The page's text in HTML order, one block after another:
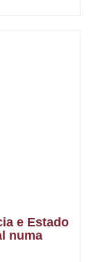
e Estado
numa